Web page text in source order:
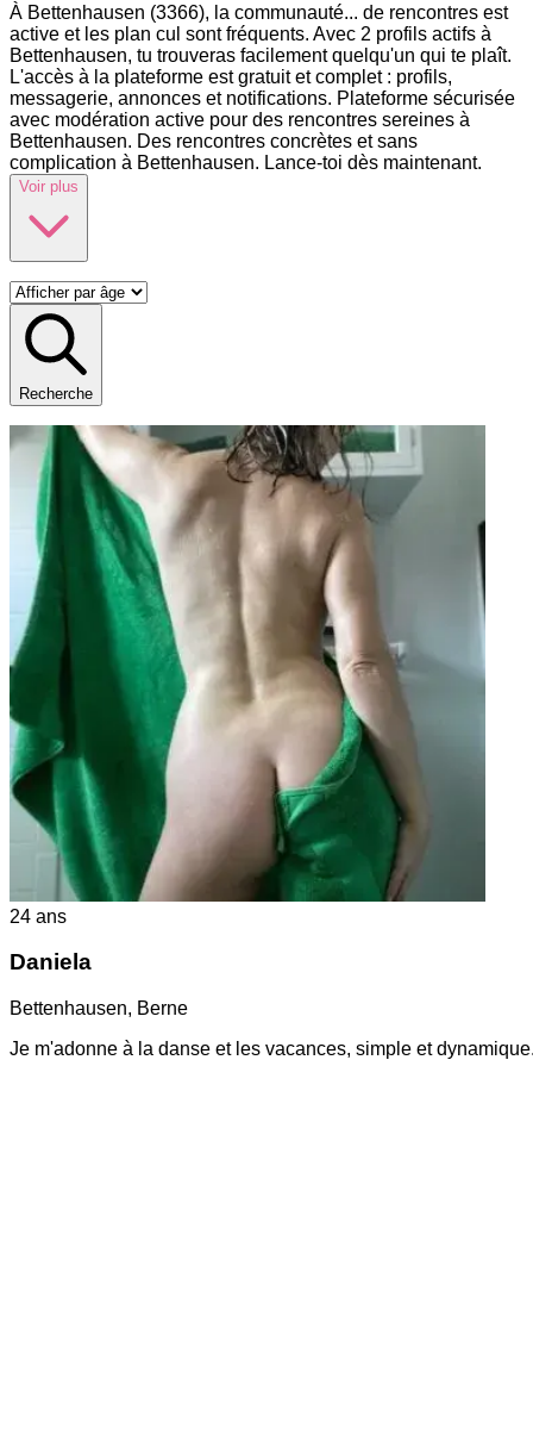
À Bettenhausen (3366), la communauté... de rencontres est
active et les plan cul sont fréquents. Avec 2 profils actifs à
Bettenhausen, tu trouveras facilement quelqu'un qui te plaît.
L'accès à la plateforme est gratuit et complet : profils,
messagerie, annonces et notifications. Plateforme sécurisée
avec modération active pour des rencontres sereines à
Bettenhausen. Des rencontres concrètes et sans
complication à Bettenhausen. Lance-toi dès maintenant.
Voir plus
Recherche
24 ans
Daniela
Bettenhausen, Berne
Je m'adonne à la danse et les vacances, simple et